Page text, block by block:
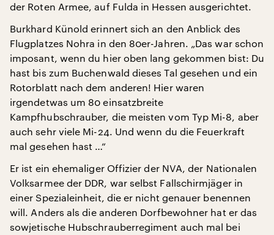
der Roten Armee, auf Fulda in Hessen ausgerichtet.
Burkhard Künold erinnert sich an den Anblick des
Flugplatzes Nohra in den 80er-Jahren. „Das war schon
imposant, wenn du hier oben lang gekommen bist: Du
hast bis zum Buchenwald dieses Tal gesehen und ein
Rotorblatt nach dem anderen! Hier waren
irgendetwas um 80 einsatzbreite
Kampfhubschrauber, die meisten vom Typ Mi-8, aber
auch sehr viele Mi-24. Und wenn du die Feuerkraft
mal gesehen hast …“
Er ist ein ehemaliger Offizier der NVA, der Nationalen
Volksarmee der DDR, war selbst Fallschirmjäger in
einer Spezialeinheit, die er nicht genauer benennen
will. Anders als die anderen Dorfbewohner hat er das
sowjetische Hubschrauberregiment auch mal bei